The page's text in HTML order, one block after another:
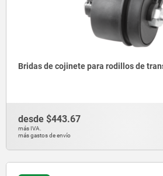
Bridas de cojinete para rodillos de
desde $443.67
más IVA.
más gastos de envío